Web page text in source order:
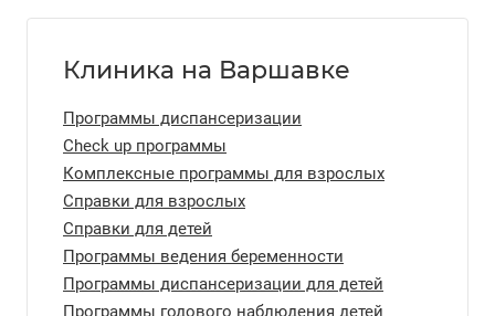
Клиника на Варшавке
Программы диспансеризации
Check up программы
Комплексные программы для взрослых
Справки для взрослых
Справки для детей
Программы ведения беременности
Программы диспансеризации для детей
Программы годового наблюдения детей